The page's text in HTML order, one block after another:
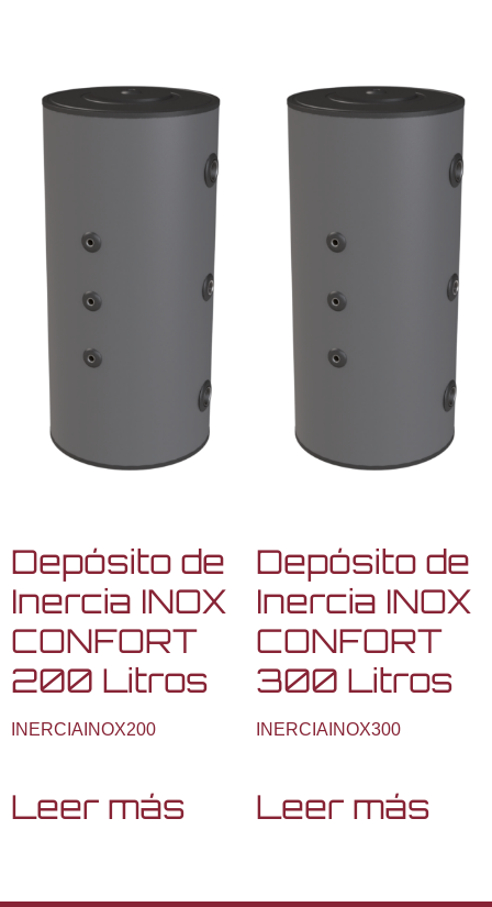
Depósito de
Inercia INOX
CONFORT
200 Litros
INERCIAINOX200
Leer más
Depósito de
Inercia INOX
CONFORT
300 Litros
INERCIAINOX300
Leer más